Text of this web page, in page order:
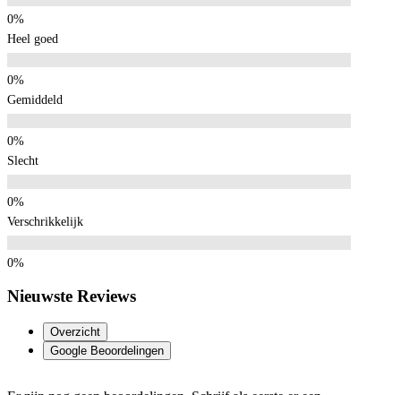
Heel goed
Gemiddeld
Slecht
Verschrikkelijk
Nieuwste Reviews
Overzicht
Google Beoordelingen